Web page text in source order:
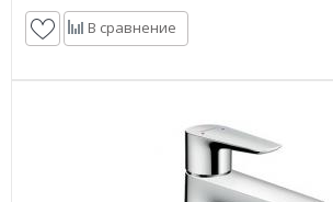
В сравнение